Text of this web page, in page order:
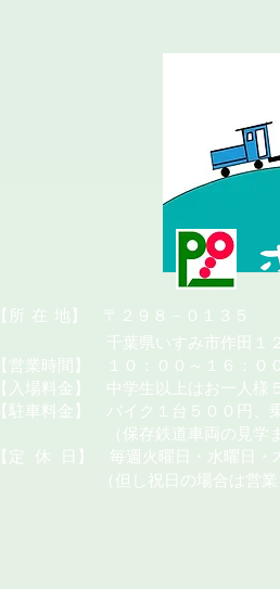
​【所 在 地】 〒２９８－０１３５
千葉県いすみ市作田１２
【営業時間】 １０：００～１６：０
【入場料金】 中学生以上はお一人様
【駐車料金】 バイク１台５００円、
（保存鉄道車両の見学または
【定
休
日】 毎週火曜日・水曜日・
（但し祝日の場合は営業